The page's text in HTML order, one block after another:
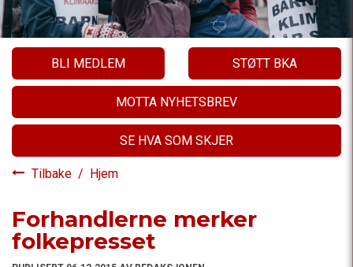
BLI MEDLEM STØTT BKA
MOTTA NYHETSBREV
SE HVA SOM SKJER
Tilbake / Hjem
Forhandlerne merker
folkepresset